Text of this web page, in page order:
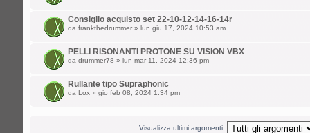
Consiglio acquisto set 22-10-12-14-16-14r
da frankthedrummer » lun giu 17, 2024 10:53 am
PELLI RISONANTI PROTONE SU VISION VBX
da drummer78 » lun mar 11, 2024 12:36 pm
Rullante tipo Supraphonic
da Lox » gio feb 08, 2024 1:34 pm
Visualizza ultimi argomenti: